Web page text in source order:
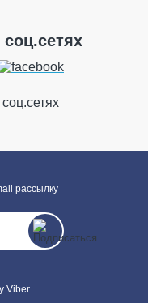
рассылку
Viber